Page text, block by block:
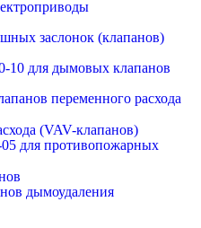
(VAV-клапанов)